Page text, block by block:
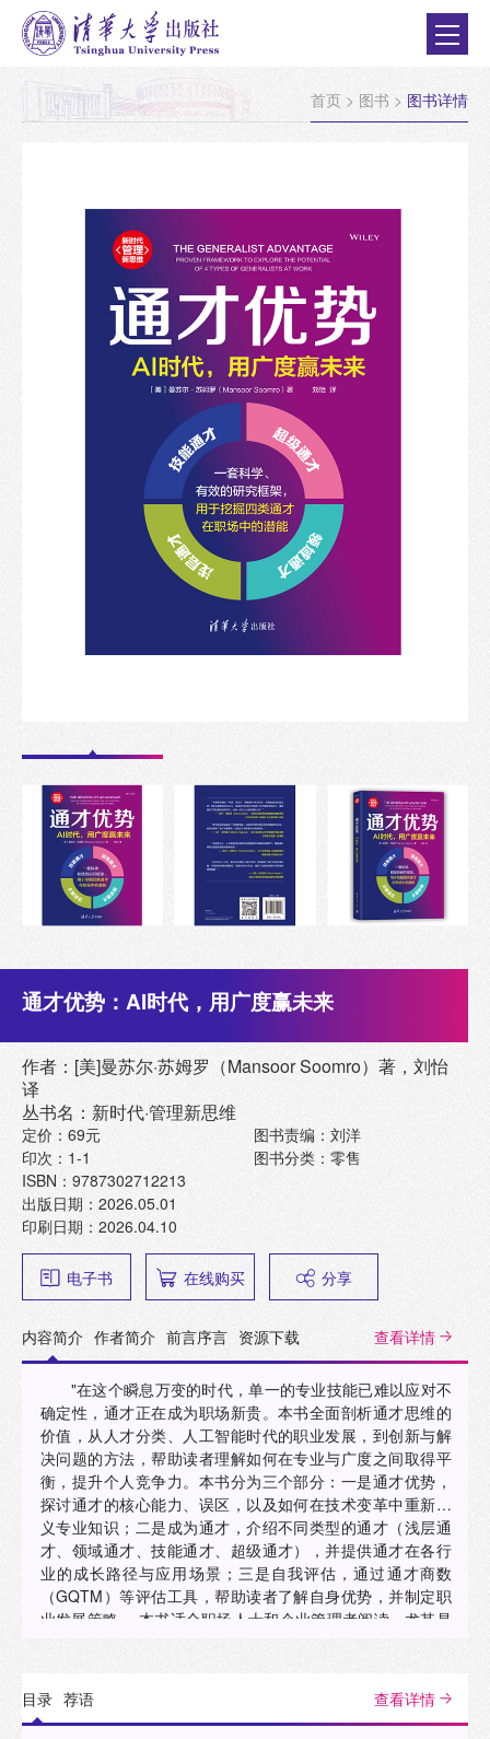
首页 > 图书 > 图书详情
通才优势：AI时代，用广度赢未来
作者：[美]曼苏尔·苏姆罗（Mansoor Soomro）著，刘怡
译
丛书名：新时代·管理新思维
定价：69元
印次：1-1
ISBN：9787302712213
出版日期：2026.05.01
印刷日期：2026.04.10
图书责编：刘洋
图书分类：零售
电子书 在线购买 分享
内容简介 作者简介 前言序言 资源下载 查看详情
"在这个瞬息万变的时代，单一的专业技能已难以应对不
确定性，通才正在成为职场新贵。本书全面剖析通才思维的
价值，从人才分类、人工智能时代的职业发展，到创新与解
决问题的方法，帮助读者理解如何在专业与广度之间取得平
衡，提升个人竞争力。本书分为三个部分：一是通才优势，
探讨通才的核心能力、误区，以及如何在技术变革中重新定
义专业知识；二是成为通才，介绍不同类型的通才（浅层通
才、领域通才、技能通才、超级通才），并提供通才在各行
业的成长路径与应用场景；三是自我评估，通过通才商数
（GQTM）等评估工具，帮助读者了解自身优势，并制定职
业发展策略。 本书适合职场人士和企业管理者阅读，尤其是
业人士，如工程师、数据科学家、市场专家和创意工作者，
也都能从中受益。最后，关注未来趋势的思想领袖和政策制
目录 荐语 查看详情